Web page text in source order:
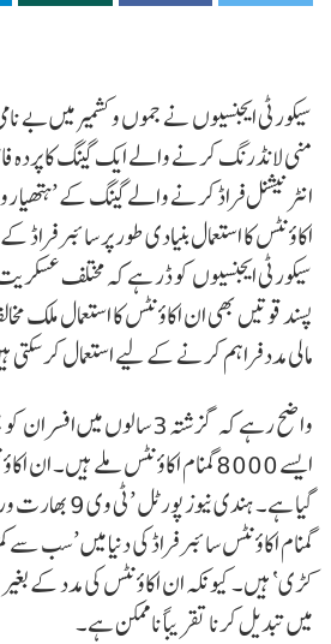
سیکورٹی ایجنسیوں نے جموں و کشمیر میں بے
منی لانڈرنگ کرنے والے ایک گینگ کا پردہ
انٹرنیشنل فراڈ کرنے والے گینگ کے
اکاؤنٹس کا استعمال بنیادی طور پر سائبر فراڈ کے
سیکورٹی ایجنسیوں کو ڈر ہے کہ مختلف
پسند قوتیں بھی ان اکاؤنٹس کا استعمال
مالی مدد فراہم کرنے کے لیے استعمال کر سکتی
واضح رہے کہ گزشتہ 3 سالوں میں
ایسے 8000 گمنام اکاؤنٹس ملے ہیں۔
گیا ہے۔ ہندی
گمنام اکاؤنٹس سائبر فراڈ کی دنیا میں ’سب
کڑی‘ ہیں۔ کیونکہ ان اکاؤنٹس کی مدد کے بغیر
میں تبدیل کرنا تقریباً ناممکن ہے۔